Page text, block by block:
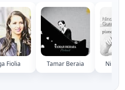
Fiolia Tamar Beraia Nino